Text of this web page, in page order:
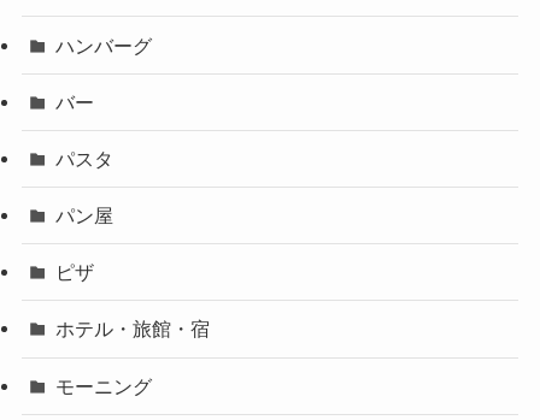
ハンバーグ
バー
パスタ
パン屋
ピザ
ホテル・旅館・宿
モーニング